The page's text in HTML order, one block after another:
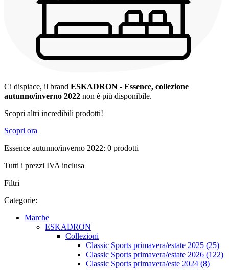
Ci dispiace, il brand ESKADRON - Essence, collezione
autunno/inverno 2022 non è più disponibile.
Scopri altri incredibili prodotti!
Scopri ora
Essence autunno/inverno 2022: 0 prodotti
Tutti i prezzi IVA inclusa
Filtri
Categorie:
Marche
ESKADRON
Collezioni
Classic Sports primavera/estate 2025 (25)
Classic Sports primavera/estate 2026 (122)
Classic Sports primavera/este 2024 (8)